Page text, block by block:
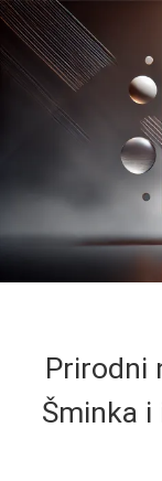
Prirodni
Šminka